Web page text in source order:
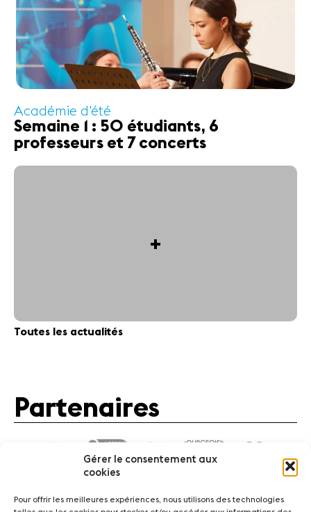
Gérer le consentement aux
cookies
Pour offrir les meilleures expériences, nous utilisons des technologies
Académie d'été
Semaine 1 : 50 étudiants, 6
professeurs et 7 concerts
+
Toutes les actualités
Partenaires